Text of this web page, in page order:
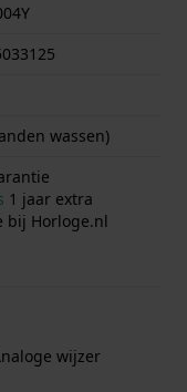
wassen)
1 jaar extra
bij Horloge.nl
wijzer